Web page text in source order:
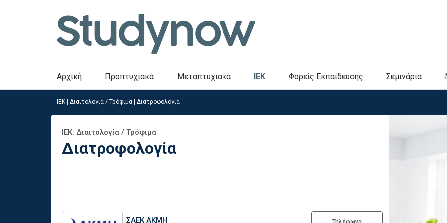
Αρχική Προπτυχιακά Μεταπτυχιακά IEK Φορείς Εκπαίδευσης Σεμινάρια
ΙΕΚ Διαιτολογία / Τρόφιμα Διατροφολογία
ΙΕΚ: Διαιτολογία / Τρόφιμα
Διατροφολογία
ΣΑΕΚ ΑΚΜΗ Τηλέφωνα